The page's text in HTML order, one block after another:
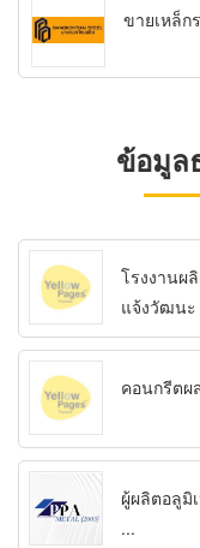
ขายเหล็ก
ข้อมูล
โรงงานผ
แจ้งวัฒนะ
คอนกรีตผ
ผู้ผลิตอลูมิ
...